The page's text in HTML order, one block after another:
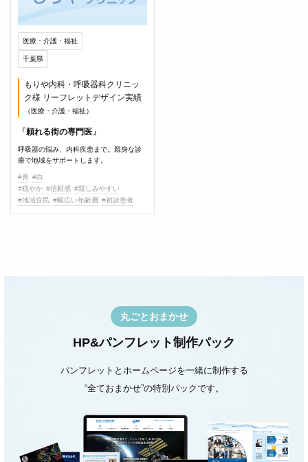
医療・介護・福祉
千葉県
もりや内科・呼吸器科クリニッ
ク様 リーフレットデザイン実績
（医療・介護・福祉）
「頼れる街の専門医」
呼吸器の悩み、内科疾患まで。親身な診
療で地域をサポートします。
#青 #白
#穏やか #信頼感 #親しみやすい
#地域住民 #幅広い年齢層 #初診患者
丸ごとおまかせ
HP&パンフレット制作パック
パンフレットとホームページを一緒に制作する
“全ておまかせ”の特別パックです。